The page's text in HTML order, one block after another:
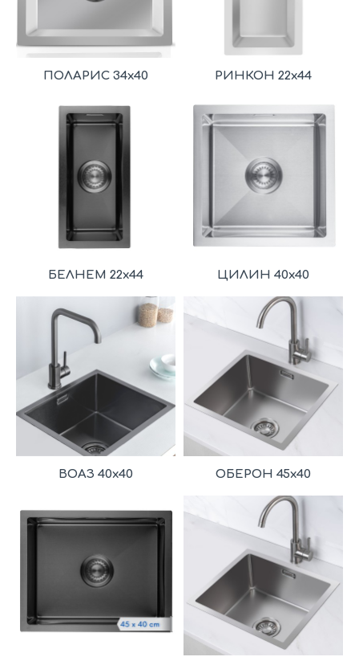
ПОЛАРИС 34x40 РИНКОН 22x44
БЕЛНЕМ 22x44 ЦИЛИН 40x40
ВОАЗ 40x40 ОБЕРОН 45x40